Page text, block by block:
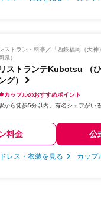
ストラン・料亭
「西鉄福岡（天
岡県）
リストランテKubotsu （
グ）
カップルのおすすめポイント
から徒歩5分以内
有名シェフがいる
料金 公
ドレス・衣装を見る カップ